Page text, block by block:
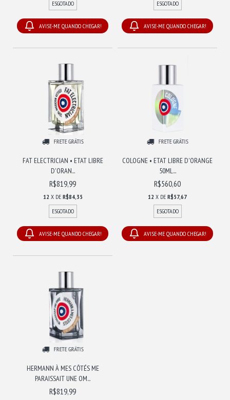
ESGOTADO
AVISE-ME QUANDO CHEGAR!
ESGOTADO
AVISE-ME QUANDO CHEGAR!
FRETE GRÁTIS
FAT ELECTRICIAN • ETAT LIBRE
D'ORAN...
R$819,99
12 X DE R$84,35
ESGOTADO
AVISE-ME QUANDO CHEGAR!
FRETE GRÁTIS
COLOGNE • ETAT LIBRE D'ORANGE
50ML...
R$560,60
12 X DE R$57,67
ESGOTADO
AVISE-ME QUANDO CHEGAR!
FRETE GRÁTIS
HERMANN À MES CÔTÉS ME
PARAISSAIT UNE OM...
R$819,99